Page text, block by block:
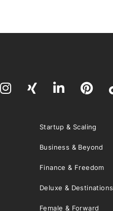
Startup & Scaling
Business & Beyond
Finance & Freedom
Deluxe & Destinations
Female & Forward